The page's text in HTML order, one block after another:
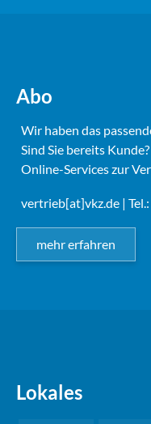
Abo
Wir haben das
Sind Sie bereits
Online-Services zur
vertrieb[at]vkz.de |
mehr erfahren
Lokales